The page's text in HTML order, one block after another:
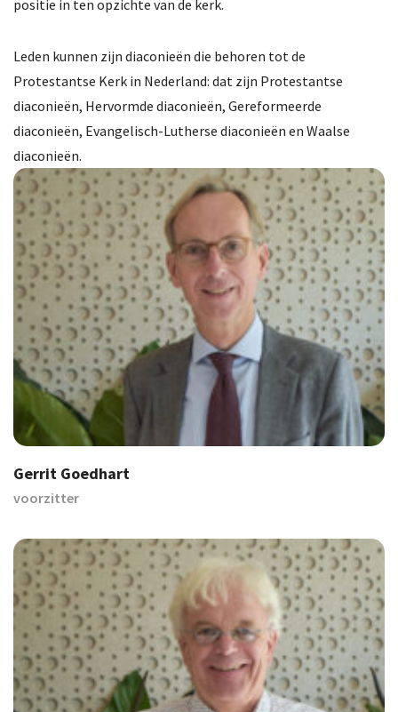
Nieuwsbrieven
Erepenning
Contact
positie in ten opzichte van de kerk.
Leden kunnen zijn diaconieën die behoren tot de
Protestantse Kerk in Nederland: dat zijn Protestantse
diaconieën, Hervormde diaconieën, Gereformeerde
diaconieën, Evangelisch-Lutherse diaconieën en Waalse
diaconieën.
Gerrit Goedhart
voorzitter